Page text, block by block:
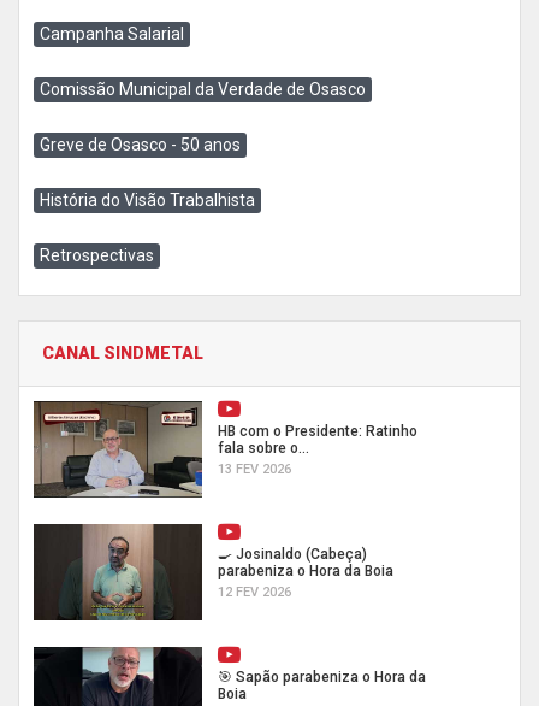
Campanha Salarial
Comissão Municipal da Verdade de Osasco
Greve de Osasco - 50 anos
História do Visão Trabalhista
Retrospectivas
CANAL SINDMETAL
HB com o Presidente: Ratinho
fala sobre o...
13 FEV 2026
🍳 Josinaldo (Cabeça)
parabeniza o Hora da Boia
12 FEV 2026
🎯 Sapão parabeniza o Hora da
Boia